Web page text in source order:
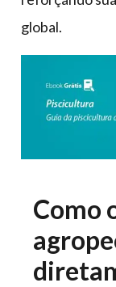
global.
Como